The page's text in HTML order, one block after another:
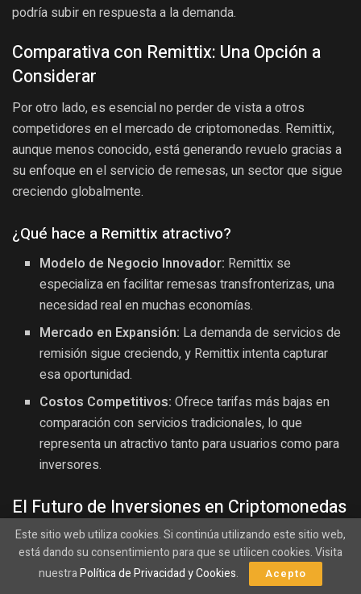
podría subir en respuesta a la demanda.
Comparativa con Remittix: Una Opción a
Considerar
Por otro lado, es esencial no perder de vista a otros
competidores en el mercado de criptomonedas. Remittix,
aunque menos conocido, está generando revuelo gracias a
su enfoque en el servicio de remesas, un sector que sigue
creciendo globalmente.
¿Qué hace a Remittix atractivo?
Modelo de Negocio Innovador: Remittix se
especializa en facilitar remesas transfronterizas, una
necesidad real en muchas economías.
Mercado en Expansión: La demanda de servicios de
remisión sigue creciendo, y Remittix intenta capturar
esa oportunidad.
Costos Competitivos: Ofrece tarifas más bajas en
comparación con servicios tradicionales, lo que
representa un atractivo tanto para usuarios como para
inversores.
El Futuro de Inversiones en Criptomonedas
Dado el panorama actual, tanto Solana como Remittix
representan oportunidades únicas. Invertir en
criptomonedas siempre conlleva un riesgo, pero también
Este sitio web utiliza cookies. Si continúa utilizando este sitio web,
está dando su consentimiento para que se utilicen cookies. Visita
nuestraPolítica de Privacidad y Cookies. Acepto